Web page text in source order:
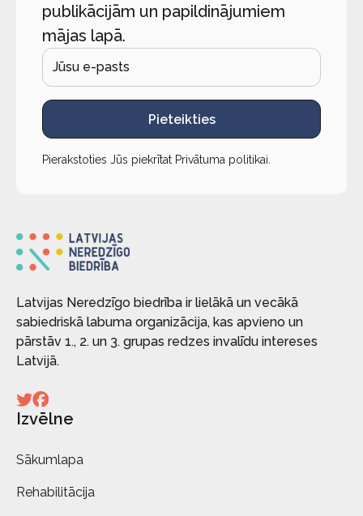
publikācijām un papildinājumiem
mājas lapā.
Pieteikties
Pierakstoties Jūs piekrītat Privātuma politikai.
Latvijas Neredzīgo biedrība ir lielākā un vecākā
sabiedriskā labuma organizācija, kas apvieno un
pārstāv 1., 2. un 3. grupas redzes invalīdu intereses
Latvijā.
Izvēlne
Sākumlapa
Rehabilitācija